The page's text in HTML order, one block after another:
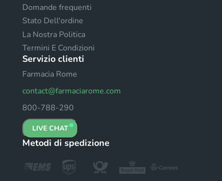
Domande frequenti
Stato Dell'ordine
La Nostra Politica
Termini E Condizioni
Servizio clienti
Farmacia Rome
contact@farmaciarome.com
800-788-290
LIVE CHAT
Metodi di spedizione